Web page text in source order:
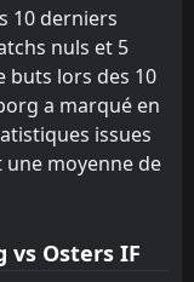
3
2
D
3
1
10 derniers
nuls et 5
buts lors des 10
a marqué en
issues
moyenne de
vs Osters IF